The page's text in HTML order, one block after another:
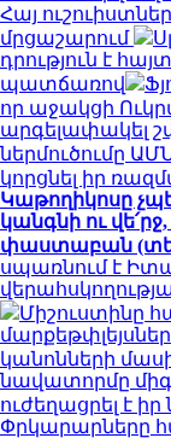
Հայ
մրցաշարում
դրություն է
պատճառով
որ աջակցի
արգելափակել
ներմուծումը
կորցնել իր
Կաթողիկոսը
կանգնի ու
փաստաբան
սպառնում է
Միշուստինը
կանոնների
նավատորմը
ուժեղացրել է իր
Փրկարարները